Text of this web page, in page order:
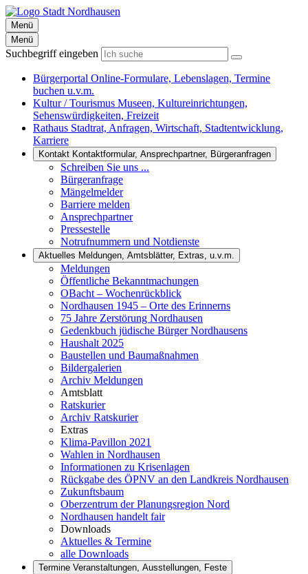
Menü
Menü
Suchbegriff eingeben
Bürgerportal Online-Formulare, Lebenslagen, Termine
buchen u.v.m.
Kultur / Tourismus Museen, Kultureinrichtungen,
Sehenswürdigkeiten, Freizeit
Rathaus Stadtrat, Anfragen, Wirtschaft, Stadtentwicklung,
Karriere
Kontakt Kontaktformular, Ansprechpartner, Bürgeranfragen
Schreiben Sie uns ...
Bürgeranfrage
Mängelmelder
Barriere melden
Ansprechpartner
Pressestelle
Notrufnummern und Notdienste
Aktuelles Meldungen, Amtsblätter, Extras, u.v.m.
Meldungen
Öffentliche Bekanntmachungen
OBacht – Wochenrückblick
Nordhausen 1945 – Orte des Erinnerns
75 Jahre Zerstörung Nordhausen
Gedenkbuch jüdische Bürger Nordhausens
Haushalt 2025
Baustellen und Baumaßnahmen
Bildergalerien
Archiv Meldungen
Amtsblatt
Ratskurier
Archiv Ratskurier
Extras
Klima-Pavillon 2021
Wahlen in Nordhausen
Informationen zu Krisenlagen
Rückgabe des ÖPNV an den Landkreis Nordhausen
Zukunftsbaum
Oberzentrum der Planungsregion Nord
Nordhausen handelt fair
Downloads
Aktuelles & Termine
alle Downloads
Termine Veranstaltungen, Ausstellungen, Feste